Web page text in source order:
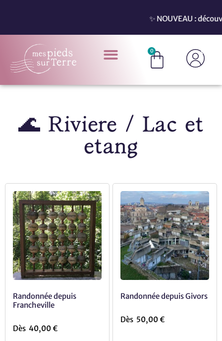
✨ NOUVEAU :
0
🌊 Rivière / Lac et
étang
Randonnée depuis
Francheville
Dès 40,00€
Randonnée depuis Givors
Dès 50,00€